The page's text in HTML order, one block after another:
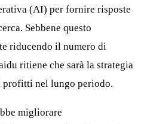
(AI) per fornire risposte
Sebbene questo
riducendo il numero di
ritiene che sarà la strategia
profitti nel lungo periodo.
migliorare